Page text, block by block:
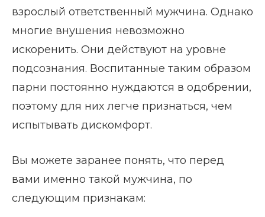
взрослый ответственный мужчина. Однако
многие внушения невозможно
искоренить. Они действуют на уровне
подсознания. Воспитанные таким образом
парни постоянно нуждаются в одобрении,
поэтому для них легче признаться, чем
испытывать дискомфорт.
Вы можете заранее понять, что перед
вами именно такой мужчина, по
следующим признакам: